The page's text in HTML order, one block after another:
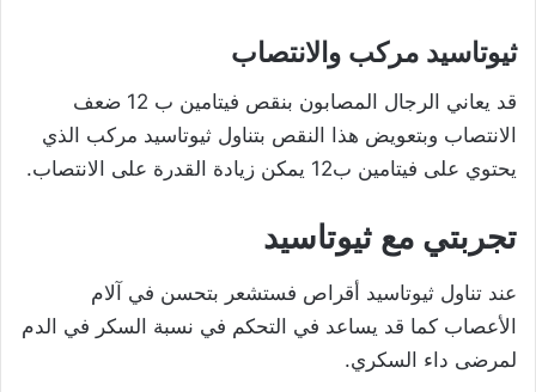
ثيوتاسيد مركب والانتصاب
قد يعاني الرجال المصابون بنقص فيتامين ب 12 ضعف
الانتصاب وبتعويض هذا النقص بتناول ثيوتاسيد مركب الذي
يحتوي على فيتامين ب12 يمكن زيادة القدرة على الانتصاب.
تجربتي مع ثيوتاسيد
عند تناول ثيوتاسيد أقراص فستشعر بتحسن في آلام
الأعصاب كما قد يساعد في التحكم في نسبة السكر في الدم
لمرضى داء السكري.